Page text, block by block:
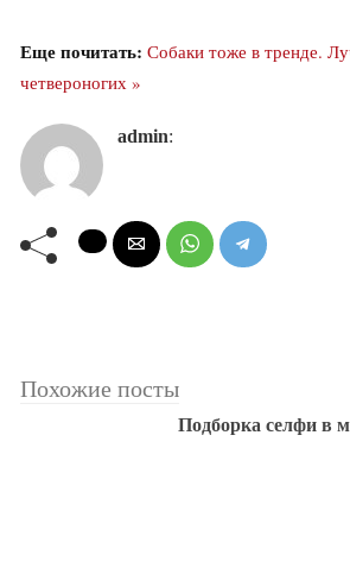
Еще почитать: Собаки тоже в тренде.
четвероногих »
admin:
Похожие посты
Подборка селфи в